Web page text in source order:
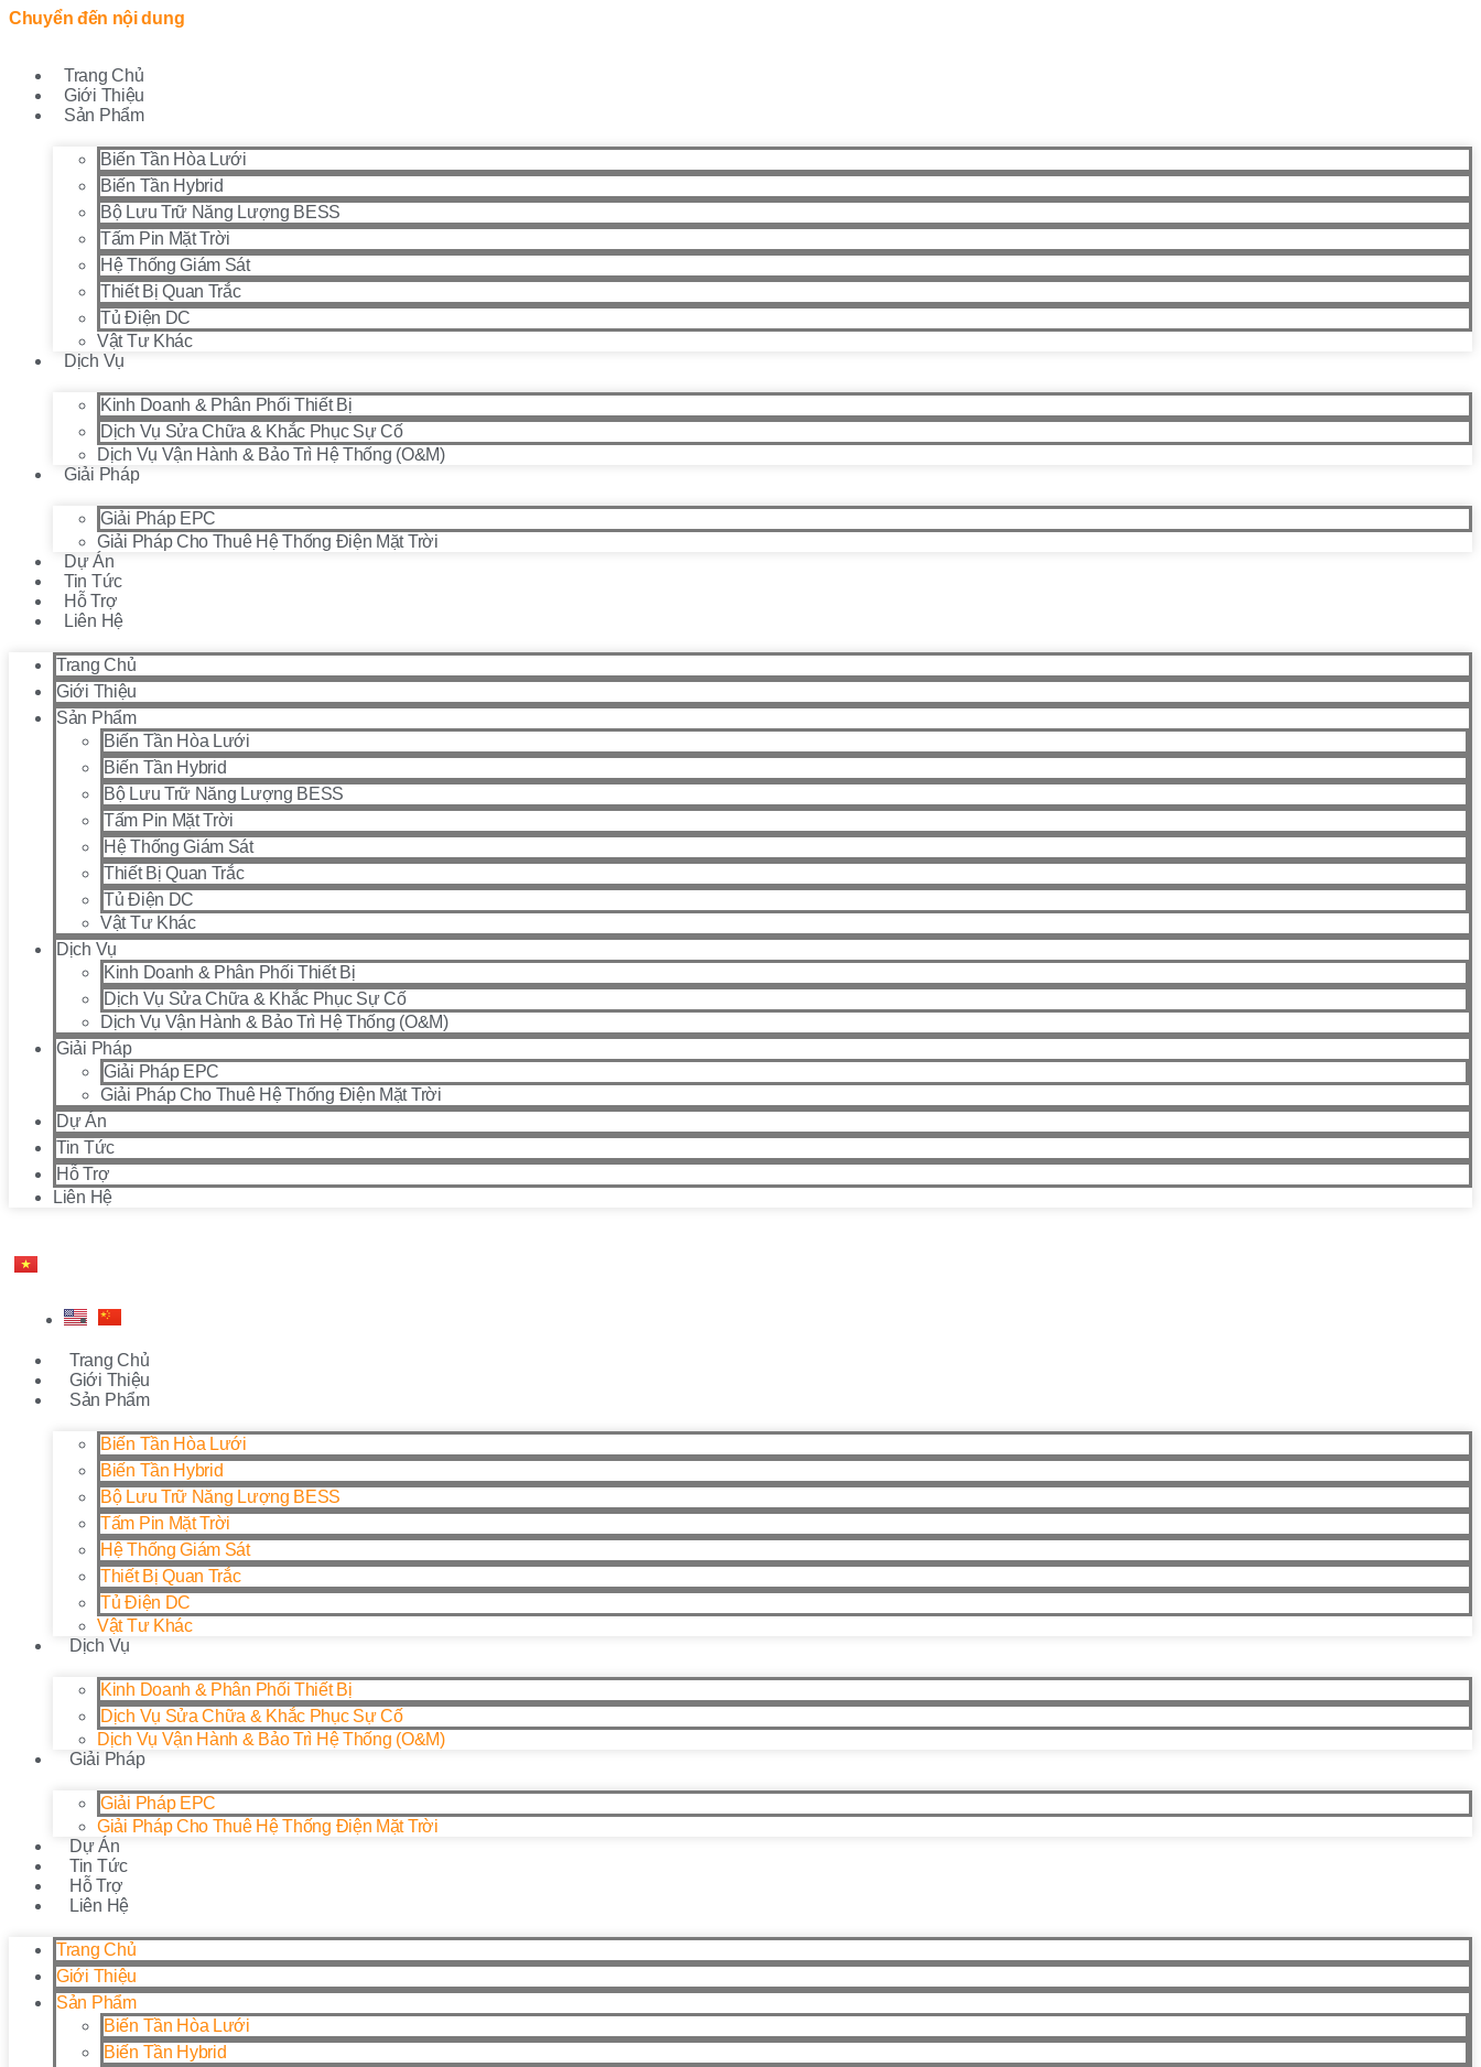
Chuyển đến nội dung
Trang Chủ
Giới Thiệu
Sản Phẩm
Biến Tần Hòa Lưới
Biến Tần Hybrid
Bộ Lưu Trữ Năng Lượng BESS
Tấm Pin Mặt Trời
Hệ Thống Giám Sát
Thiết Bị Quan Trắc
Tủ Điện DC
Vật Tư Khác
Dịch Vụ
Kinh Doanh & Phân Phối Thiết Bị
Dịch Vụ Sửa Chữa & Khắc Phục Sự Cố
Dịch Vụ Vận Hành & Bảo Trì Hệ Thống (O&M)
Giải Pháp
Giải Pháp EPC
Giải Pháp Cho Thuê Hệ Thống Điện Mặt Trời
Dự Án
Tin Tức
Hỗ Trợ
Liên Hệ
Trang Chủ
Giới Thiệu
Sản Phẩm
Biến Tần Hòa Lưới
Biến Tần Hybrid
Bộ Lưu Trữ Năng Lượng BESS
Tấm Pin Mặt Trời
Hệ Thống Giám Sát
Thiết Bị Quan Trắc
Tủ Điện DC
Vật Tư Khác
Dịch Vụ
Kinh Doanh & Phân Phối Thiết Bị
Dịch Vụ Sửa Chữa & Khắc Phục Sự Cố
Dịch Vụ Vận Hành & Bảo Trì Hệ Thống (O&M)
Giải Pháp
Giải Pháp EPC
Giải Pháp Cho Thuê Hệ Thống Điện Mặt Trời
Dự Án
Tin Tức
Hỗ Trợ
Liên Hệ
Trang Chủ
Giới Thiệu
Sản Phẩm
Biến Tần Hòa Lưới
Biến Tần Hybrid
Bộ Lưu Trữ Năng Lượng BESS
Tấm Pin Mặt Trời
Hệ Thống Giám Sát
Thiết Bị Quan Trắc
Tủ Điện DC
Vật Tư Khác
Dịch Vụ
Kinh Doanh & Phân Phối Thiết Bị
Dịch Vụ Sửa Chữa & Khắc Phục Sự Cố
Dịch Vụ Vận Hành & Bảo Trì Hệ Thống (O&M)
Giải Pháp
Giải Pháp EPC
Giải Pháp Cho Thuê Hệ Thống Điện Mặt Trời
Dự Án
Tin Tức
Hỗ Trợ
Liên Hệ
Trang Chủ
Giới Thiệu
Sản Phẩm
Biến Tần Hòa Lưới
Biến Tần Hybrid